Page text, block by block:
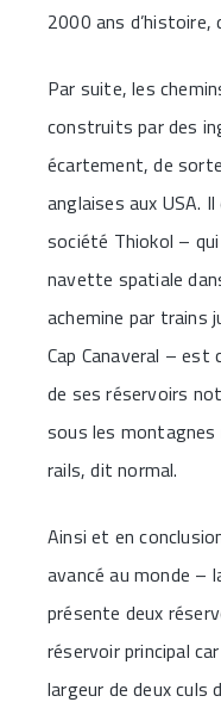
2000 ans
Par suite, les
construits par des
écartement, de
anglaises aux USA.
société Thiokol –
navette spatiale
achemine par trains
Cap Canaveral –
de ses réservoirs
sous les montagnes
rails, dit normal.
Ainsi et en
avancé au monde –
présente deux
réservoir principal
largeur de deux culs